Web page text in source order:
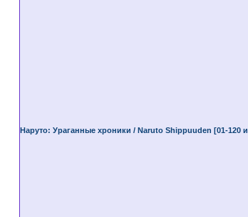
Наруто: Ураганные хроники / Naruto Shippuuden [01-120